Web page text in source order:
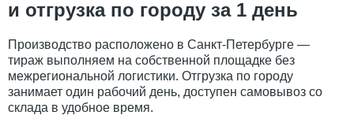
и отгрузка по городу за 1 день
Производство расположено в Санкт-Петербурге —
тираж выполняем на собственной площадке без
межрегиональной логистики. Отгрузка по городу
занимает один рабочий день, доступен самовывоз со
склада в удобное время.